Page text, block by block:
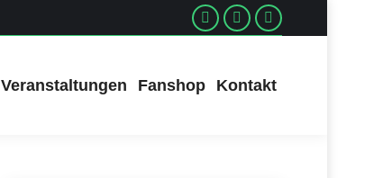
Facebook
Instagram
Instagram
Veranstaltungen Fanshop Kontakt